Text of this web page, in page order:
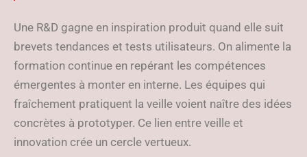
Une R&D gagne en inspiration produit quand elle suit
brevets tendances et tests utilisateurs. On alimente la
formation continue en repérant les compétences
émergentes à monter en interne. Les équipes qui
fraîchement pratiquent la veille voient naître des idées
concrètes à prototyper. Ce lien entre veille et
innovation crée un cercle vertueux.